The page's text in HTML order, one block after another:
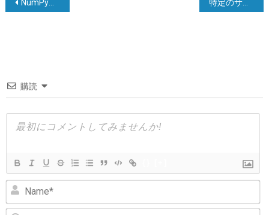
ー
シ
ョ
NumPy配列内のユニークな値の頻度カウント 特定のサブストリングの後にある文字列を取得する方法
購読